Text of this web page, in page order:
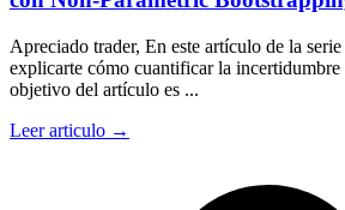
Apreciado trader, En este artículo de la
explicarte cómo cuantificar la incertidumbre
objetivo del artículo es ...
Leer articulo →